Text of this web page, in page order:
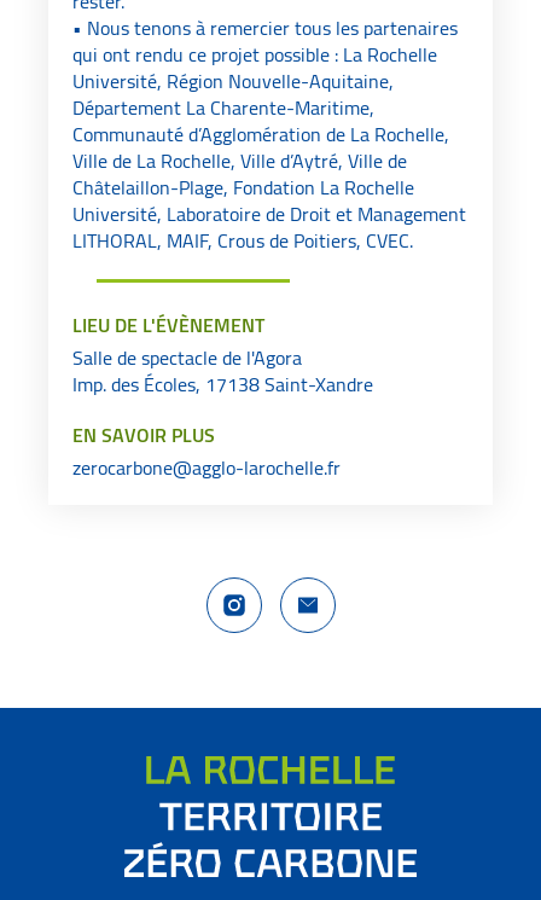
• Nous tenons à remercier tous les partenaires
qui ont rendu ce projet possible : La Rochelle
Université, Région Nouvelle-Aquitaine,
Département La Charente-Maritime,
Communauté d’Agglomération de La Rochelle,
Ville de La Rochelle, Ville d’Aytré, Ville de
Châtelaillon-Plage, Fondation La Rochelle
Université, Laboratoire de Droit et Management
LITHORAL, MAIF, Crous de Poitiers, CVEC.
LIEU DE L'ÉVÈNEMENT
Salle de spectacle de l'Agora
Imp. des Écoles, 17138 Saint-Xandre
EN SAVOIR PLUS
zerocarbone@agglo-larochelle.fr
Compte Instagram La Rochelle
Nous contacter